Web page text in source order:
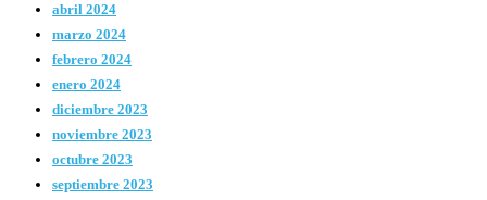
abril 2024
marzo 2024
febrero 2024
enero 2024
diciembre 2023
noviembre 2023
octubre 2023
septiembre 2023